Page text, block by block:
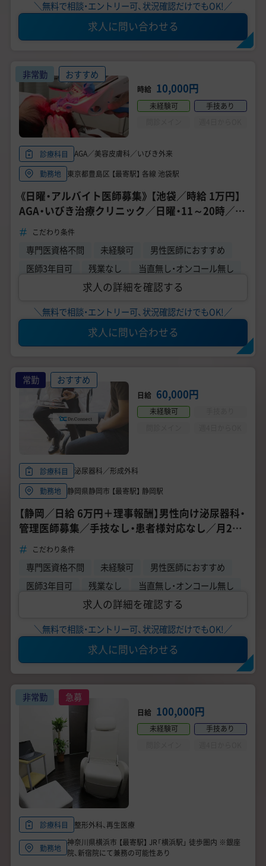
＼無料で相談・エントリー可、状況確認だけでもOK!／
求人に問い合わせる
非常勤 おすすめ
時給 10,000円
未経験可
手技あり
診療科目
AGA／美容皮膚科／いびき外来
勤務地
東京都豊島区 【最寄駅】 各線 池袋駅
《日曜・アルバイト医師募集》 【池袋／時給 1万円】
AGA・いびき治療クリニック／日曜・11～20時／問
診、注射業務／未経験OK
こだわり条件
専門医資格不問 未経験可
男性医師におすすめ
医師3年目可
残業なし 当直無し・オンコール無し
求人の詳細を確認する
＼無料で相談・エントリー可、状況確認だけでもOK!／
求人に問い合わせる
常勤 おすすめ
日給 60,000円
未経験可
診療科目
泌尿器科／形成外科
勤務地 静岡県静岡市 【最寄駅】 静岡駅
【静岡／日給 6万円＋理事報酬】男性向け泌尿器科・
管理医師募集／手技なし・患者様対応なし／月2日
～6日勤務／男性医師活躍中
こだわり条件
専門医資格不問 未経験可
男性医師におすすめ
医師3年目可
残業なし 当直無し・オンコール無し
求人の詳細を確認する
＼無料で相談・エントリー可、状況確認だけでもOK!／
求人に問い合わせる
非常勤 急募
日給 100,000円
未経験可
手技あり
診療科目 整形外科、再生医療
勤務地
神奈川県横浜市 【最寄駅】 JR「横浜駅」 徒歩圏内 ※銀座
院、新宿院にて兼務の可能性あり